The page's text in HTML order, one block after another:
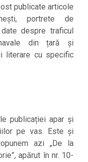
publicate articole
portrete de
despre traficul
din țară și
literare cu specific
publicației apar și
pe vas. Este și
azi „De la
apărut în nr. 10-